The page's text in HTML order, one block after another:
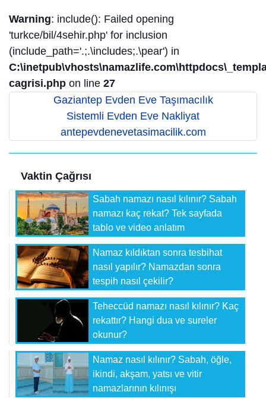
Warning: include(): Failed opening
'turkce/bil/4sehir.php' for inclusion
(include_path='.;.\includes;.\pear') in
cagrisi.php on line 27
Gaziantep Evden Eve Taşımacılık
Sistemli Evden Eve Nakliyat
antepevdenevetasimacilik.com
Vaktin Çağrısı
Sabah namazı nasıl kılınır? Sabah
namazı kaç rekat? Tek sayfada
tablo ve video anlatım
Namaz kıldıktan sonra tesbihat
nasıl yapılır? Namazdan sonra
tespih nasıl çekilir?
Teheccüd namazı nasıl kılınır? Kaç
rekattır? Hangi dua ve sureler
okunur?
Namaz nasıl kılınır? Sabah, öğle,
ikindi, akşam, yatsı ve vitir
namazlarının kılınışı